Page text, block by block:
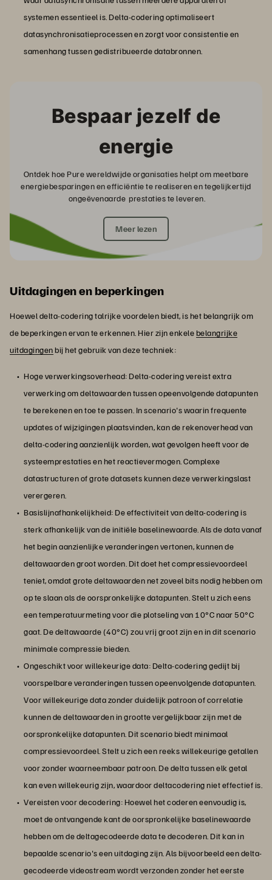
systemen essentieel is. Delta-codering optimaliseert
datasynchronisatieprocessen en zorgt voor consistentie en
samenhang tussen gedistribueerde databronnen.
Bespaar jezelf de
energie
Ontdek hoe Pure wereldwijde organisaties helpt om meetbare
energiebesparingen en efficiëntie te realiseren en tegelijkertijd
ongeëvenaarde prestaties te leveren.
Meer lezen
Uitdagingen en beperkingen
Hoewel delta-codering talrijke voordelen biedt, is het belangrijk om
de beperkingen ervan te erkennen. Hier zijn enkelebelangrijke
uitdagingenbij het gebruik van deze techniek:
Hoge verwerkingsoverhead: Delta-codering vereist extra
verwerking om deltawaarden tussen opeenvolgende datapunten
te berekenen en toe te passen. In scenario's waarin frequente
updates of wijzigingen plaatsvinden, kan de rekenoverhead van
delta-codering aanzienlijk worden, wat gevolgen heeft voor de
systeemprestaties en het reactievermogen. Complexe
datastructuren of grote datasets kunnen deze verwerkingslast
verergeren.
Basislijnafhankelijkheid: De effectiviteit van delta-codering is
sterk afhankelijk van de initiële baselinewaarde. Als de data vanaf
het begin aanzienlijke veranderingen vertonen, kunnen de
deltawaarden groot worden. Dit doet het compressievoordeel
teniet, omdat grote deltawaarden net zoveel bits nodig hebben om
op te slaan als de oorspronkelijke datapunten. Stelt u zich eens
een temperatuurmeting voor die plotseling van 10°C naar 50°C
gaat. De deltawaarde (40°C) zou vrij groot zijn en in dit scenario
minimale compressie bieden.
Ongeschikt voor willekeurige data: Delta-codering gedijt bij
voorspelbare veranderingen tussen opeenvolgende datapunten.
Voor willekeurige data zonder duidelijk patroon of correlatie
kunnen de deltawaarden in grootte vergelijkbaar zijn met de
oorspronkelijke datapunten. Dit scenario biedt minimaal
compressievoordeel. Stelt u zich een reeks willekeurige getallen
voor zonder waarneembaar patroon. De delta tussen elk getal
kan even willekeurig zijn, waardoor deltacodering niet effectief is.
Vereisten voor decodering: Hoewel het coderen eenvoudig is,
moet de ontvangende kant de oorspronkelijke baselinewaarde
hebben om de deltagecodeerde data te decoderen. Dit kan in
bepaalde scenario's een uitdaging zijn. Als bijvoorbeeld een delta-
gecodeerde videostream wordt verzonden zonder het eerste